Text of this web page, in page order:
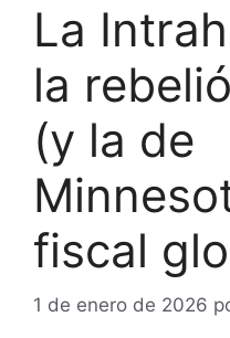
La
la
(y la de
fiscal
1 de enero de 2026